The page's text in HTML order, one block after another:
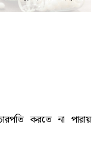
করতে না পারায়